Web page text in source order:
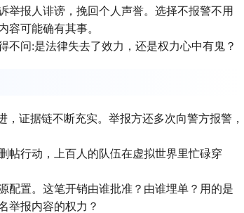
举报人诽谤，挽回个人声誉。选择不报警不用
容可能确有其事。
不问:是法律失去了效力，还是权力心中有鬼？
证据链不断充实。举报方还多次向警方报警，
帖行动，上百人的队伍在虚拟世界里忙碌穿
配置。这笔开销由谁批准？由谁埋单？用的是
举报内容的权力？